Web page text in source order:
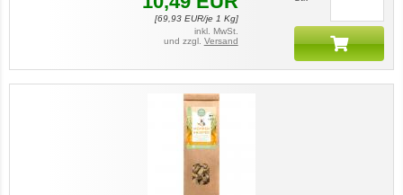
[69,93EUR/je 1 Kg]
inkl. MwSt.
und zzgl. Versand